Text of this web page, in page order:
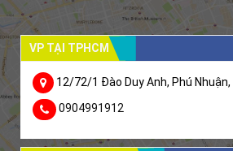
VP TẠI TPHCM
12/72/1 Đào Duy Anh, Phú Nhuận,
0904991912